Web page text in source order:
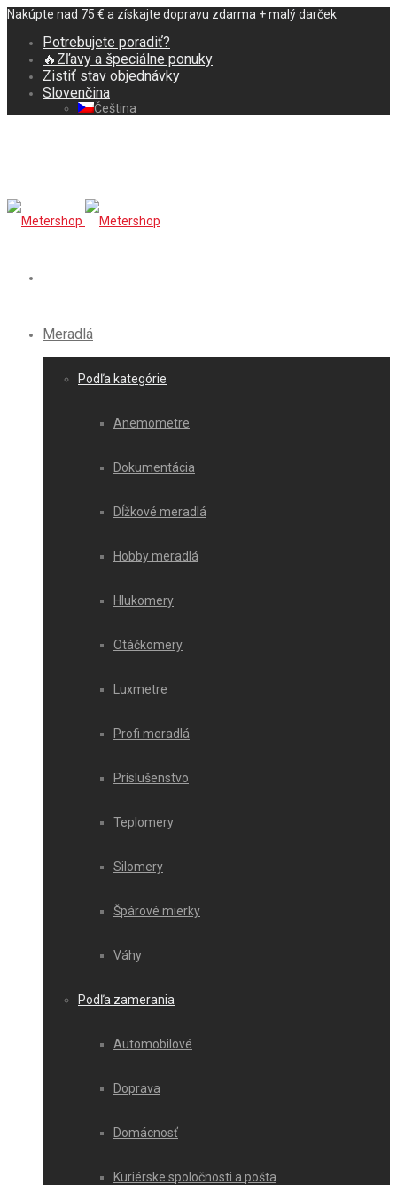
Nakúpte nad 75 € a získajte dopravu zdarma + malý darček
Potrebujete poradiť?
🔥Zľavy a špeciálne ponuky
Zistiť stav objednávky
Slovenčina
Čeština
Meradlá
Podľa kategórie
Anemometre
Dokumentácia
Dĺžkové meradlá
Hobby meradlá
Hlukomery
Otáčkomery
Luxmetre
Profi meradlá
Príslušenstvo
Teplomery
Silomery
Špárové mierky
Váhy
Podľa zamerania
Automobilové
Doprava
Domácnosť
Kuriérske spoločnosti a pošta